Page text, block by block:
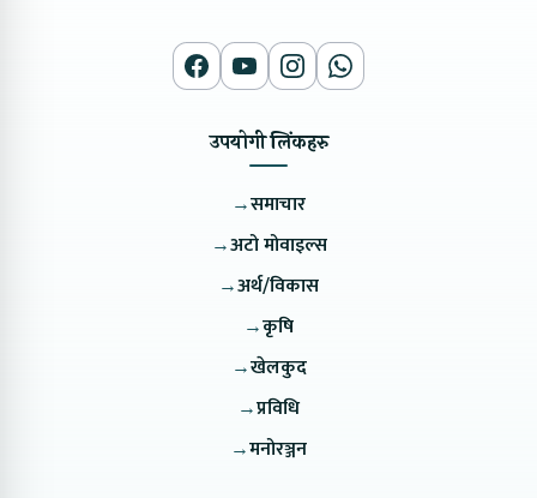
उपयोगी लिंकहरु
→समाचार
→अटो मोवाइल्स
→अर्थ/विकास
→कृषि
→खेलकुद
→प्रविधि
→मनोरञ्जन